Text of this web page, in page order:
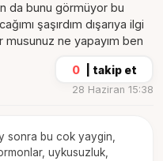
da bunu görmüyor bu
şaşırdım dışarıya ilgi
musunuz ne yapayım ben
0 takip et
28 Haziran 15:38
sonra bu cok yaygin,
uykusuzluk,